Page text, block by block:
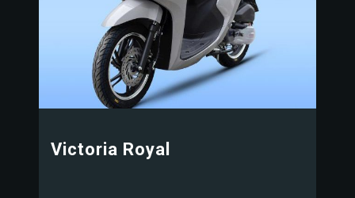
Victoria Royal